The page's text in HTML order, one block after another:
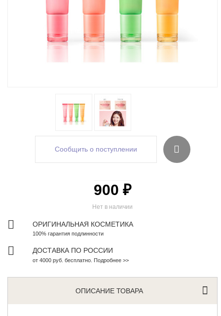
Сообщить о поступлении
Нет в наличии
900 ₽
ОРИГИНАЛЬНАЯ КОСМЕТИКА
100% гарантия подлинности
ДОСТАВКА ПО РОССИИ
от 4000 руб. бесплатно. Подробнее >>
ОПИСАНИЕ ТОВАРА